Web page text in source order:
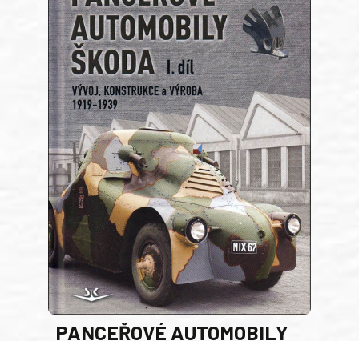
PANCEŘOVÉ AUTOMOBILY